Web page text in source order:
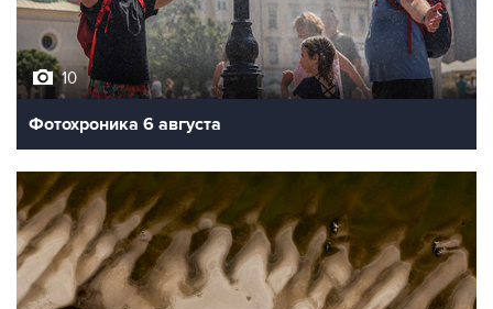
10
Фотохроника 6 августа